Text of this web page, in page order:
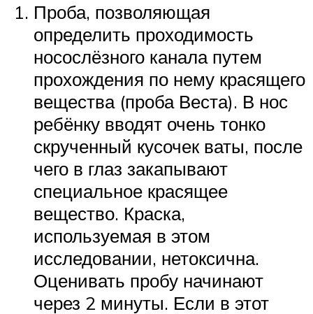
Проба, позволяющая
определить проходимость
носослёзного канала путем
прохождения по нему красящего
вещества (проба Веста). В нос
ребёнку вводят очень тонко
скрученный кусочек ваты, после
чего в глаз закапывают
специальное красящее
вещество. Краска,
используемая в этом
исследовании, нетоксична.
Оценивать пробу начинают
через 2 минуты. Если в этот